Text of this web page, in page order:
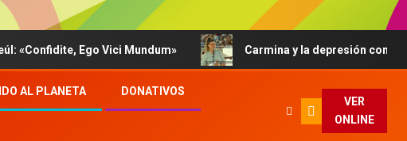
Ego Vici Mundum» Carmina y la depresión contada al
AL PLANETA DONATIVOS
VER
ONLINE